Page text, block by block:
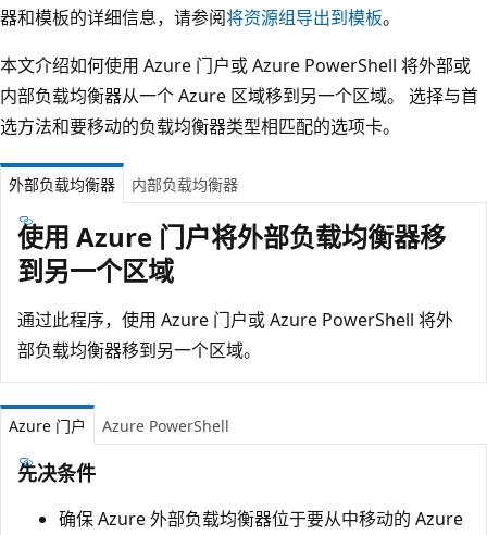
器和模板的详细信息，请参阅将资源组导出到模板。
本文介绍如何使用 Azure 门户或 Azure PowerShell 将外部或
内部负载均衡器从一个 Azure 区域移到另一个区域。 选择与首
选方法和要移动的负载均衡器类型相匹配的选项卡。
外部负载均衡器 内部负载均衡器
使用 Azure 门户将外部负载均衡器移
到另一个区域
通过此程序，使用 Azure 门户或 Azure PowerShell 将外
部负载均衡器移到另一个区域。
Azure 门户 Azure PowerShell
先决条件
确保 Azure 外部负载均衡器位于要从中移动的 Azure